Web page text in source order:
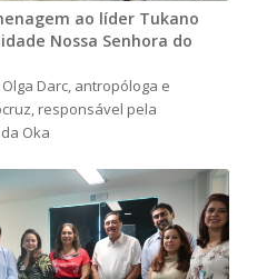
ao líder Tukano
Nossa Senhora do
Darc, antropóloga e
responsável pela
Oka